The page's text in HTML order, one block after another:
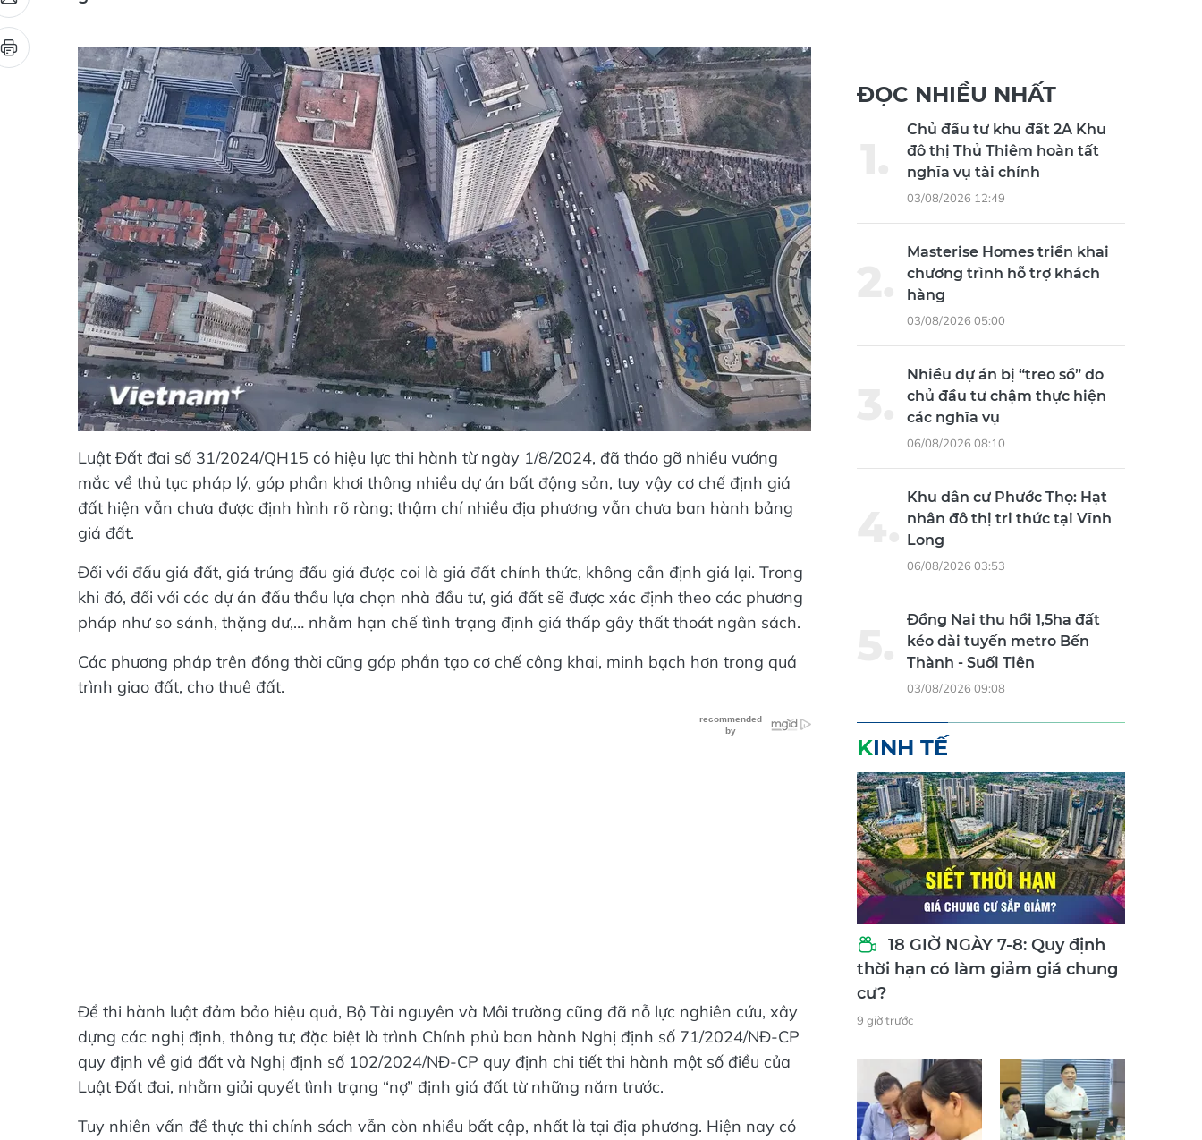
Luật Đất đai số 31/2024/QH15 có hiệu lực thi hành từ ngày 1/8/2024, đã tháo gỡ nhiều vướng
mắc về thủ tục pháp lý, góp phần khơi thông nhiều dự án bất động sản, tuy vậy cơ chế định giá
đất hiện vẫn chưa được định hình rõ ràng; thậm chí nhiều địa phương vẫn chưa ban hành bảng
giá đất.
Đối với đấu giá đất, giá trúng đấu giá được coi là giá đất chính thức, không cần định giá lại. Trong
khi đó, đối với các dự án đấu thầu lựa chọn nhà đầu tư, giá đất sẽ được xác định theo các phương
pháp như so sánh, thặng dư,… nhằm hạn chế tình trạng định giá thấp gây thất thoát ngân sách.
Các phương pháp trên đồng thời cũng góp phần tạo cơ chế công khai, minh bạch hơn trong quá
trình giao đất, cho thuê đất.
Để thi hành luật đảm bảo hiệu quả, Bộ Tài nguyên và Môi trường cũng đã nỗ lực nghiên cứu, xây
dựng các nghị định, thông tư; đặc biệt là trình Chính phủ ban hành Nghị định số 71/2024/NĐ-CP
quy định về giá đất và Nghị định số 102/2024/NĐ-CP quy định chi tiết thi hành một số điều của
Luật Đất đai, nhằm giải quyết tình trạng “nợ” định giá đất từ những năm trước.
Tuy nhiên vấn đề thực thi chính sách vẫn còn nhiều bất cập, nhất là tại địa phương. Hiện nay có
ĐỌC NHIỀU NHẤT
Chủ đầu tư khu đất 2A Khu
đô thị Thủ Thiêm hoàn tất
nghĩa vụ tài chính
03/08/2026 12:49
Masterise Homes triển khai
chương trình hỗ trợ khách
hàng
03/08/2026 05:00
Nhiều dự án bị “treo sổ” do
chủ đầu tư chậm thực hiện
các nghĩa vụ
06/08/2026 08:10
Khu dân cư Phước Thọ: Hạt
nhân đô thị tri thức tại Vĩnh
Long
06/08/2026 03:53
Đồng Nai thu hồi 1,5ha đất
kéo dài tuyến metro Bến
Thành - Suối Tiên
03/08/2026 09:08
KINH TẾ
18 GIỜ NGÀY 7-8: Quy định
thời hạn có làm giảm giá chung
cư?
9 giờ trước